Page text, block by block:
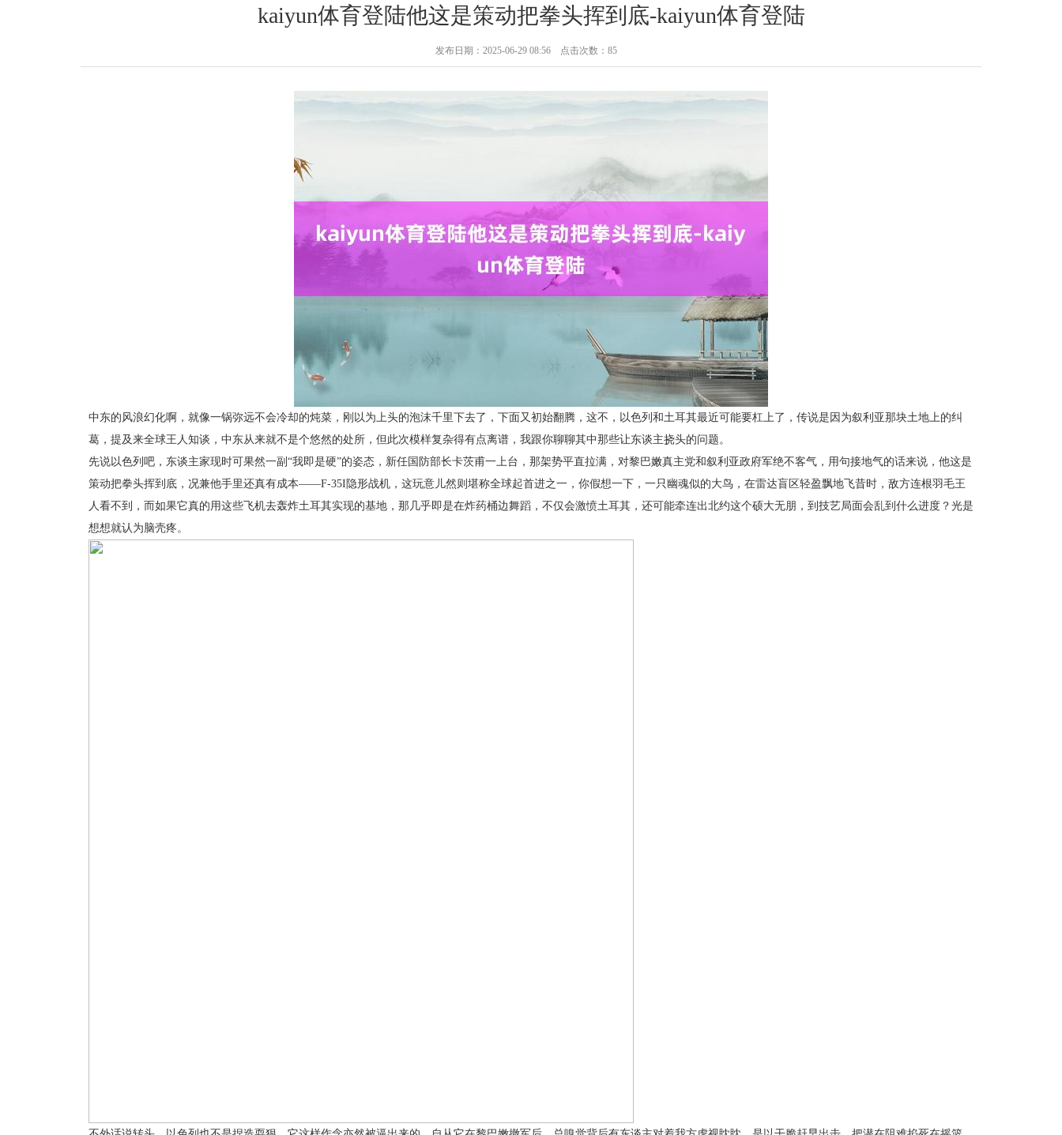
kaiyun体育登陆他这是策动把拳头挥到底-kaiyun体育登陆
发布日期：2025-06-29 08:56 点击次数：85
中东的风浪幻化啊，就像一锅弥远不会冷却的炖菜，刚以为上头的泡沫千里下去了，下面又初始翻腾，这不，以色列和土耳其最近可能要杠上了，传说是因为叙利亚那块土地上的纠
葛，提及来全球王人知谈，中东从来就不是个悠然的处所，但此次模样复杂得有点离谱，我跟你聊聊其中那些让东谈主挠头的问题。
先说以色列吧，东谈主家现时可果然一副“我即是硬”的姿态，新任国防部长卡茨甫一上台，那架势平直拉满，对黎巴嫩真主党和叙利亚政府军绝不客气，用句接地气的话来说，他这是
策动把拳头挥到底，况兼他手里还真有成本——F-35I隐形战机，这玩意儿然则堪称全球起首进之一，你假想一下，一只幽魂似的大鸟，在雷达盲区轻盈飘地飞昔时，敌方连根羽毛王
人看不到，而如果它真的用这些飞机去轰炸土耳其实现的基地，那几乎即是在炸药桶边舞蹈，不仅会激愤土耳其，还可能牵连出北约这个硕大无朋，到技艺局面会乱到什么进度？光是
想想就认为脑壳疼。